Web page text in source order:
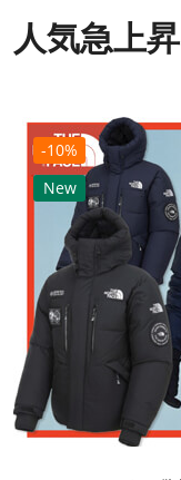
人気急上昇
-10%
New